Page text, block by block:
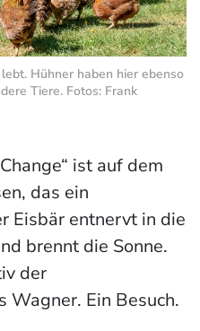
Hühner haben hier ebenso
Tiere. Fotos: Frank
ist auf dem
das ein
Eisbär entnervt in die
brennt die Sonne.
der
Wagner. Ein Besuch.